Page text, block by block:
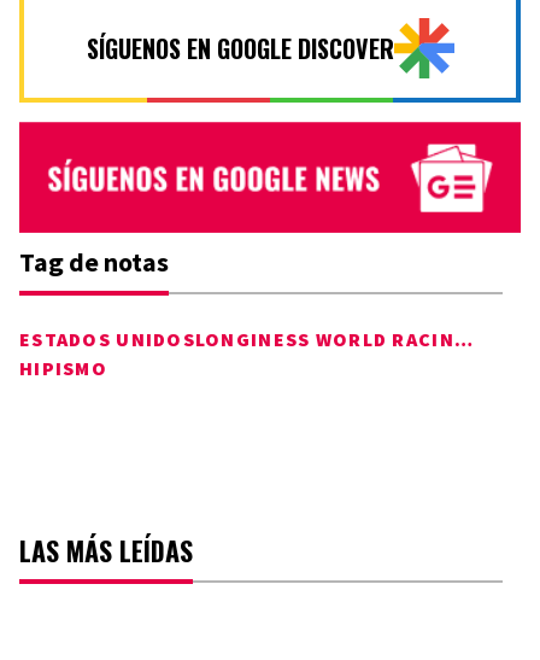
SÍGUENOS EN GOOGLE DISCOVER
Tag de notas
ESTADOS UNIDOS
LONGINESS WORLD RACING AWARDS
HIPISMO
LAS MÁS LEÍDAS